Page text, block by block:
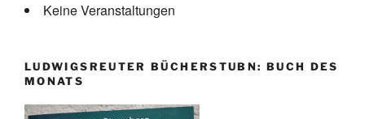
Keine Veranstaltungen
LUDWIGSREUTER BÜCHERSTUBN: BUCH DES
MONATS